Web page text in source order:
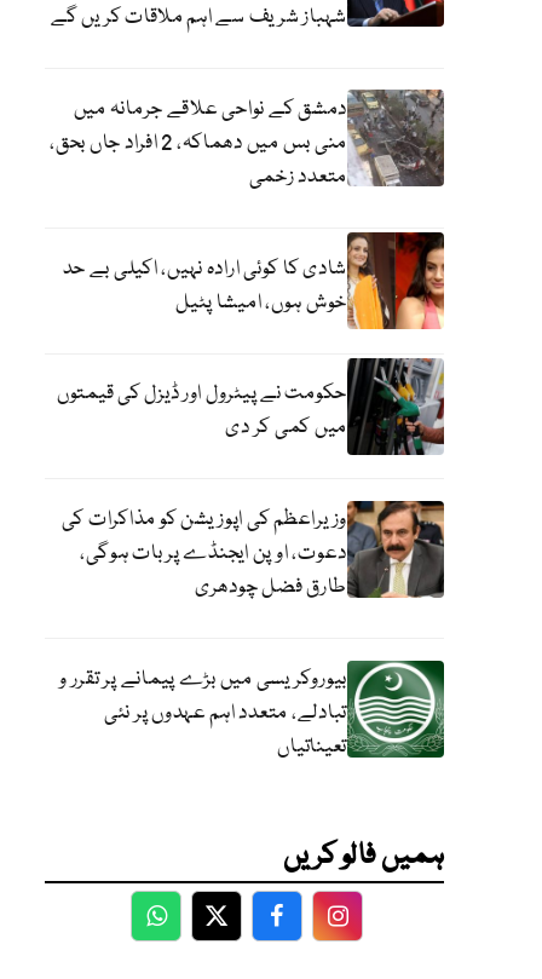
شہباز شریف سے اہم ملاقات کریں گے
دمشق کے نواحی علاقے جرمانہ میں
منی بس میں دھماکہ، 2 افراد جاں بحق،
متعدد زخمی
شادی کا کوئی ارادہ نہیں، اکیلی بے حد
خوش ہوں، امیشا پٹیل
حکومت نے پیٹرول اور ڈیزل کی قیمتوں
میں کمی کر دی
وزیراعظم کی اپوزیشن کو مذاکرات کی
دعوت، اوپن ایجنڈے پر بات ہوگی،
طارق فضل چودھری
بیوروکریسی میں بڑے پیمانے پر تقرر و
تبادلے، متعدد اہم عہدوں پر نئی
تعیناتیاں
ہمیں فالو کریں
WhatsApp
TwitterFacebookFacebook